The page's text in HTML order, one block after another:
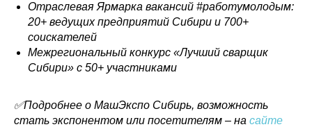
Отраслевая Ярмарка вакансий #работумолодым:
20+ ведущих предприятий Сибири и 700+
соискателей
Межрегиональный конкурс «Лучший сварщик
Сибири» с 50+ участниками
✅Подробнее о МашЭкспо Сибирь, возможность
стать экспонентом или посетителям – на сайте